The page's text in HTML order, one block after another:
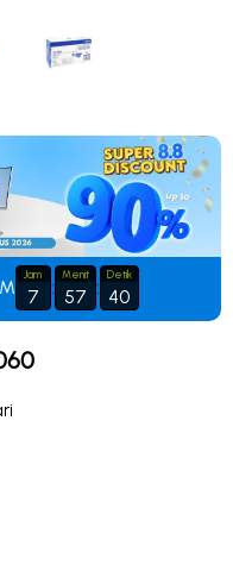
Jam
7 :
Menit
57 :
Detik
39